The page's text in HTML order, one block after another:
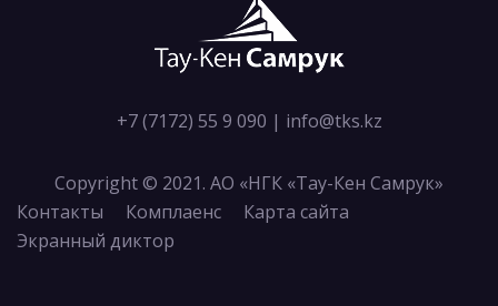
+7 (7172) 55 9 090 | info@tks.kz
Copyright © 2021. АО «НГК «Тау-Кен Самрук»
Контакты
Комплаенс
Карта сайта
Экранный диктор